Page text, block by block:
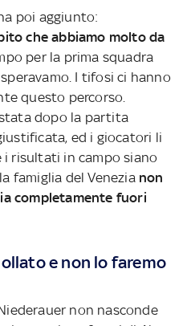
poi aggiunto:
che abbiamo molto da
per la prima squadra
I tifosi ci hanno
questo percorso.
dopo la partita
ed i giocatori li
i risultati in campo siano
famiglia del Venezia non
completamente fuori
e non lo faremo
non nasconde